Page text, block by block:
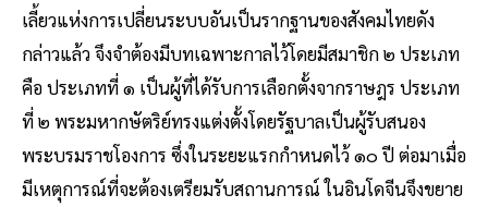
เลี้ยวแห่งการเปลี่ยนระบบอันเป็นรากฐานของสังคมไทยดัง
กล่าวแล้ว จึงจําต้องมีบทเฉพาะกาลไว้โดยมีสมาชิก ๒ ประเภท
คือ ประเภทที่ ๑ เป็นผู้ที่ได้รับการเลือกตั้งจากราษฎร ประเภท
ที่ ๒ พระมหากษัตริย์ทรงแต่งตั้งโดยรัฐบาลเป็นผู้รับสนอง
พระบรมราชโองการ ซึ่งในระยะแรกกําหนดไว้ ๑๐ ปี ต่อมาเมื่อ
มีเหตุการณ์ที่จะต้องเตรียมรับสถานการณ์ ในอินโดจีนจึงขยาย